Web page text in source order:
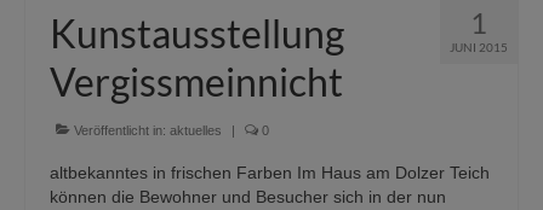
1
JUNI 2015
Kunstausstellung
Vergissmeinnicht
Veröffentlicht in: aktuelles 0
altbekanntes in frischen Farben Im Haus am Dolzer Teich
können die Bewohner und Besucher sich in der nun